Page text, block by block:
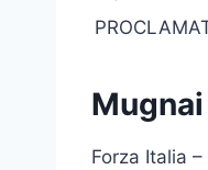
Mugnai
Forza Italia